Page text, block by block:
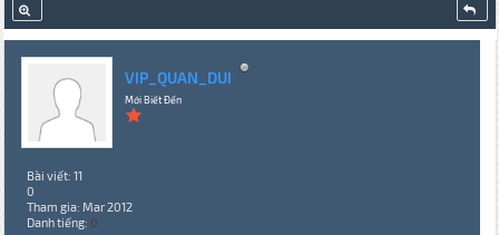
VIP_QUAN_DUI
Mới Biết Đến
Bài viết: 11
0
Tham gia: Mar 2012
Danh tiếng: 0